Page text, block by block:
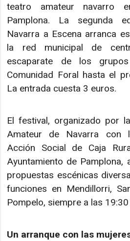
teatro amateur navarro
Pamplona. La segunda
Navarra a Escena arranca
la red municipal de
escaparate de los
Comunidad Foral hasta el
La entrada cuesta 3 euros.
El festival, organizado por
Amateur de Navarra con
Acción Social de Caja
Ayuntamiento de Pamplona,
propuestas escénicas
funciones en Mendillorri,
Pompelo, siempre a las
Un arranque con las